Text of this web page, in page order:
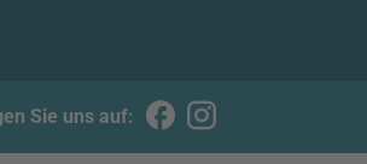
Sie uns auf: